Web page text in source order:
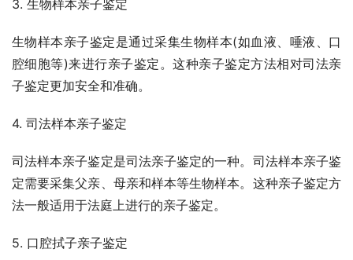
3. 生物样本亲子鉴定
生物样本亲子鉴定是通过采集生物样本(如血液、唾液、口
腔细胞等)来进行亲子鉴定。这种亲子鉴定方法相对司法亲
子鉴定更加安全和准确。
4. 司法样本亲子鉴定
司法样本亲子鉴定是司法亲子鉴定的一种。司法样本亲子鉴
定需要采集父亲、母亲和样本等生物样本。这种亲子鉴定方
法一般适用于法庭上进行的亲子鉴定。
5. 口腔拭子亲子鉴定